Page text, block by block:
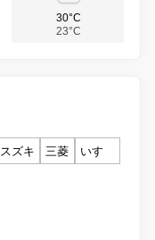
30°C
23°C
スズキ 三菱
いすゞ